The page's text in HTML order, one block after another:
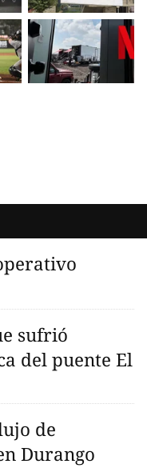
sufrió
del puente El
de
Durango